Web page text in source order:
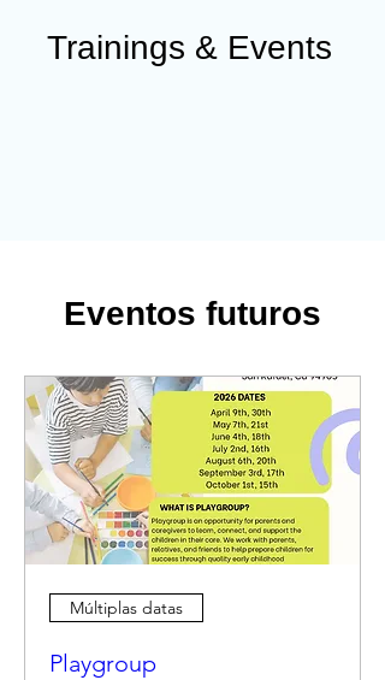
Trainings & Events
Eventos futuros
Múltiplas datas
Playgroup